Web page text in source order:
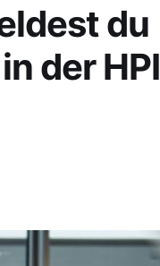
du
der HPI